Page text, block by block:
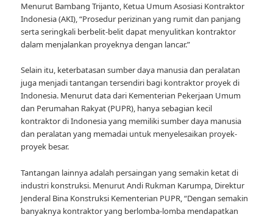
Menurut Bambang Trijanto, Ketua Umum Asosiasi Kontraktor
Indonesia (AKI), “Prosedur perizinan yang rumit dan panjang
serta seringkali berbelit-belit dapat menyulitkan kontraktor
dalam menjalankan proyeknya dengan lancar.”
Selain itu, keterbatasan sumber daya manusia dan peralatan
juga menjadi tantangan tersendiri bagi kontraktor proyek di
Indonesia. Menurut data dari Kementerian Pekerjaan Umum
dan Perumahan Rakyat (PUPR), hanya sebagian kecil
kontraktor di Indonesia yang memiliki sumber daya manusia
dan peralatan yang memadai untuk menyelesaikan proyek-
proyek besar.
Tantangan lainnya adalah persaingan yang semakin ketat di
industri konstruksi. Menurut Andi Rukman Karumpa, Direktur
Jenderal Bina Konstruksi Kementerian PUPR, “Dengan semakin
banyaknya kontraktor yang berlomba-lomba mendapatkan